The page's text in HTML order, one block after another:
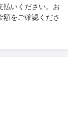
払いください。お
をご確認くださ